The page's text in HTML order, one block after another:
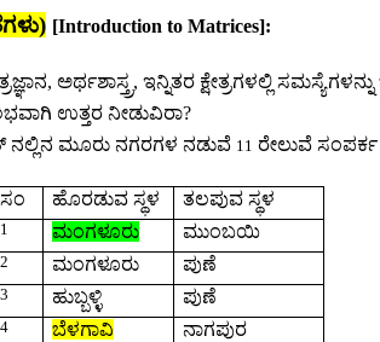
[Introduction to Matrices]:
, ಅರ್ಥಶಾಸ್ತ್ರ , ಇನ್ನಿತರ ಕ್ಷೇತ್ರಗಳಲ್ಲಿ
ಉತ್ತರ ನೀಡುವಿರಾ?
ನಲ್ಲಿನ ಮೂರು ನಗರಗಳ ನಡುವೆ 11 ರೇಲುವೆ ಸಂಪರ್ಕ
ಸಂ ಹೊರಡುವ ಸ್ಥಳ ತಲಪುವ ಸ್ಥಳ
1 ಮಂಗಳೂರು ಮುಂಬಯಿ
2 ಮಂಗಳೂರು ಪುಣೆ
3 ಹುಬ್ಬಳ್ಳಿ ಪುಣೆ
4 ಬೆಳಗಾವಿ ನಾಗಪುರ